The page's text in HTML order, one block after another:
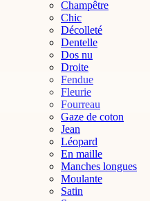
Champêtre
Chic
Décolleté
Dentelle
Dos nu
Droite
Fendue
Fleurie
Fourreau
Gaze de coton
Jean
Léopard
En maille
Manches longues
Moulante
Satin